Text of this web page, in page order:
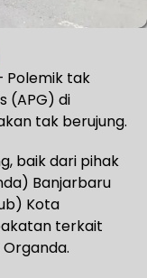
Polemik tak
(APG) di
tak berujung.
baik dari pihak
Banjarbaru
Kota
terkait